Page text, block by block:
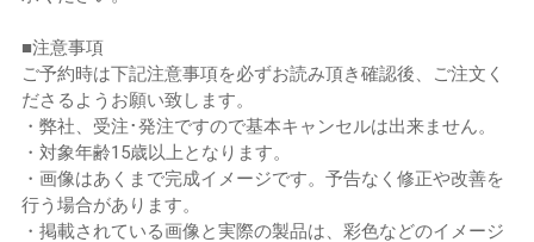
■注意事項
ご予約時は下記注意事項を必ずお読み頂き確認後、ご注文く
ださるようお願い致します。
・弊社、受注･発注ですので基本キャンセルは出来ません。
・対象年齢15歳以上となります。
・画像はあくまで完成イメージです。予告なく修正や改善を
行う場合があります。
・掲載されている画像と実際の製品は、彩色などのイメージ